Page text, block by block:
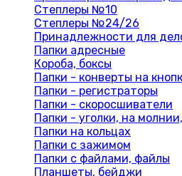
Степлеры №10
Степлеры №24/26
Принадлежности для
Папки адресные
Короба, боксы
Папки - конверты на
Папки - регистраторы
Папки - скоросшиватели
Папки - уголки, на
Папки на кольцах
Папки с зажимом
Папки с файлами, файлы
Планшеты, бейджи